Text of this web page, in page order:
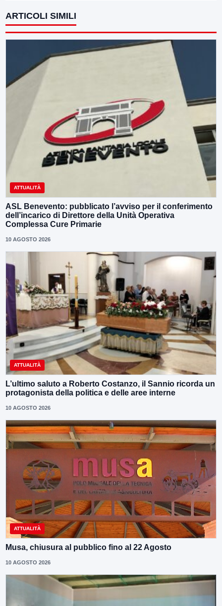
ARTICOLI SIMILI
ATTUALITÀ
ASL Benevento: pubblicato l’avviso per il conferimento
dell’incarico di Direttore della Unità Operativa
Complessa Cure Primarie
10 AGOSTO 2026
ATTUALITÀ
L’ultimo saluto a Roberto Costanzo, il Sannio ricorda un
protagonista della politica e delle aree interne
10 AGOSTO 2026
ATTUALITÀ
Musa, chiusura al pubblico fino al 22 Agosto
10 AGOSTO 2026